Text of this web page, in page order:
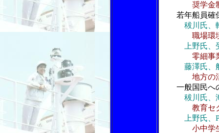
奨学金
若年船員確
秡川氏、
職場環
上野氏
零細事
藤澤氏、
地方の
一般国民へ
秡川氏、
教育セ
上野氏
小中学